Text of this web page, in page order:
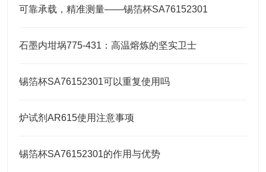
可靠承载，精准测量——锡箔杯SA76152301
石墨内坩埚775-431：高温熔炼的坚实卫士
锡箔杯SA76152301可以重复使用吗
炉试剂AR615使用注意事项
锡箔杯SA76152301的作用与优势